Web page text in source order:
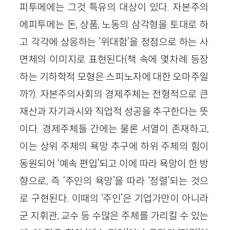
피투메에는 그것 특유의 대상이 있다. 자본주의
에피투메는 돈, 상품, 노동의 삼각형을 토대로 하
고 각각에 상응하는 ‘위대함’을 정점으로 하는 사
면체의 이미지로 표현된다(책 속에 몇차례 등장
하는 기하학적 모형은 스피노자에 대한 오마주일
까?). 자본주의사회의 경제주체는 전형적으로 큰
재산과 자기과시와 직업적 성공을 추구한다는 뜻
이다. 경제주체들 간에는 물론 서열이 존재하고,
이는 상위 주체의 욕망 추구에 하위 주체의 힘이
동원되어 ‘예속 편입’되고 이에 따라 욕망이 한 방
향으로, 즉 ‘주인의 욕망’을 따라 ‘정렬’되는 것으
로 구현된다. 이때의 ‘주인’은 기업가만이 아니라
군 지휘관, 교수 등 수많은 주체를 가리킬 수 있는